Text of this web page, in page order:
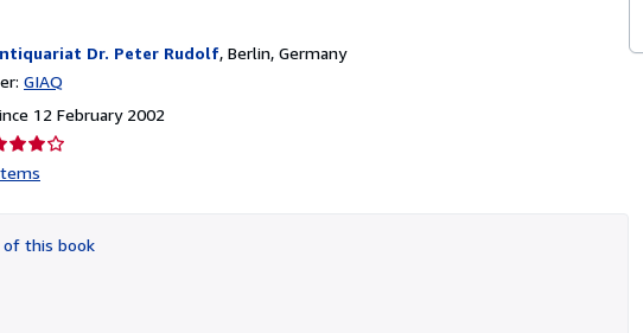
Dr. Peter Rudolf, Berlin, Germany
GIAQ
12 February 2002
of this book